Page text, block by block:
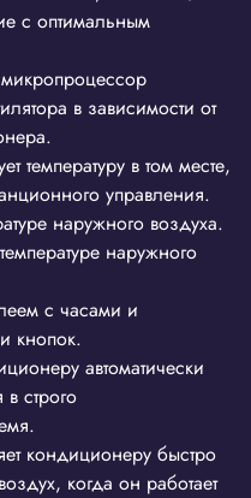
с оптимальным
в зависимости от
температуру в том месте,
управления.
наружного воздуха.
наружного
с часами и
кнопок.
автоматически
строго
кондиционеру быстро
когда он работает